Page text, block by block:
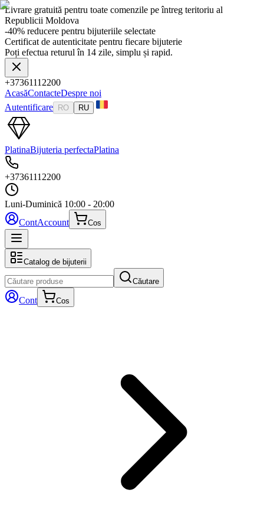
Livrare gratuită pentru toate comenzile pe întreg teritoriu al
Republicii Moldova
-40% reducere pentru bijuteriile selectate
Certificat de autenticitate pentru fiecare bijuterie
Poți efectua returul în 14 zile, simplu și rapid.
+37361112200
AcasăContacteDespre noi
Autentificare
RO RU
PlatinaBijuteria perfectaPlatina
+37361112200
Luni-Duminică 10:00 - 20:00
ContAccount Cos
Catalog de bijuterii
Căutare
Cont Cos